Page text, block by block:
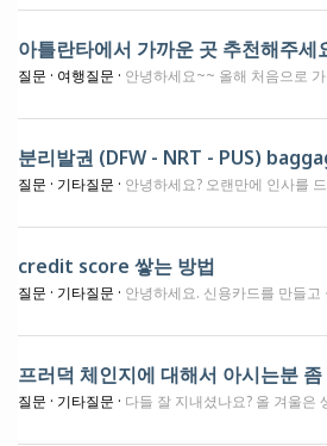
아틀란타에서 가까운 곳 추천해주세
질문 · 여행질문 · 안녕하세요~~ 올해 처음으로 가족여행을 하려고 합니다. 가까운 곳부터 도전해보려고요 아이들이 많고 어리고 남편도 집밖에 나가는걸 별로 안좋아하기때문에 되도록이면 가까운곳에 가보려고요. 아이들은 7, 7, 5, 2살입니다. 1박2일에서 2박3일 정도 생각하고있습니다 아틀란타에
분리발권 (DFW - NRT - PUS)
질문 · 기타질문 · 안녕하세요? 오랜만에 인사를 드립니다. 이번에 한국에 계신 부모님이 잠시 방문을 하셔서 오고 가는 티켓을 발권해드렸는데요, 문제는 올 때는 문제가 없는데, 돌아가시는 티켓이 (8월 초라 그런가?) 티켓이 거의 없더라구요. 그래서 가지고 있던 BA Avios를 털어서 발권했습니다. 그런데 문제는 DFW - NRT 구간은 AA로 발권하고 (티켓도 Jal이 당시에는 없었고 AA는 유류할증료도 없어서^^) NRT-PUS 구간은 Jal로 티켓팅 했는데, 분리발권일 경우 baggage final destination을 DFW에서 바로 PUS으
credit score 쌓는 방법
질문 · 기타질문 · 안녕하세요. 신용카드를 만들고 싶은데 어떻게 시작해야 될지 몰라서 조언을 구합니다. SSN 받은지는 2년이 넘었고 계속 key bank debit card 만 쓰다가.. credit card 를 만들어야겠다 생각이 들어서 알아보고 있습니다. 2주 전 chase bank account 처음 만들었고, direct deposit 을 연결해놓았습니다. (key bank account 를 닫을 예정입니다). 계좌만들면서 은행직원이 chase freedom 은 어렵고, slate는 가능할 수 있겠다는 말
프러덕 체인지에 대해서 아시는분
질문 · 기타질문 · 다들 잘 지내셨나요? 올 겨울은 생각보다 눈도 덜 오고 덜 춥고 ..지낼만한 겨울인거 같습니다. 다름 아니고 체이스 사파이어 프리퍼드나 리저브 같은경우는 48개월 룰로 바뀌었잖아요 현재 다 보유 하고 있습니다 . 그런데 5/24는 이미 떠나간지 너무 오래되어서 체이스는 바이바이 한지 좀 되었구요. 쓸만하다 포인트 받아야 한다는건 거이 다 받은거 같아요. 그중 가장 맘 아프고 못한것이 이런 룰이 생기기 전에 하얏을 못 받은게 너무 너무 한스럽지만 또 기회가 오겠지요. 프리퍼드 같은 경우는 제가 보유한지 5년이되었어요. 리저브 같은 경우는 이제 2년....( 3월이면 연회비 내야 하는 상황이에요 ) 질문 1)만약 프리퍼드를 freedom unlimited로 하는게 좋은지 아님 그냥 캔슬 하는게 좋은지 고민이 되었어요 만약 프러덕 체인지를 하게 되면 아멕스 처럼 마지막으로 체인지 하는것으로 남는것인지 아님? 기록이 제가 사파이어를 가지고 있었던것이 남는것인지? 2) 사파이어 프리퍼드를 캔슬 한다 ..( 어차피 5/24 패스 하려면 앞으로 2020/ 12월까지는 ) 다른